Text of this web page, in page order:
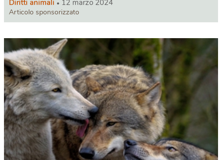
Diritti animali 12 marzo 2024
Articolo sponsorizzato